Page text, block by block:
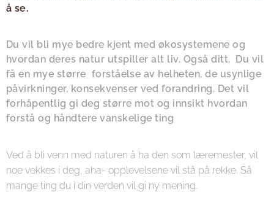
å se.
Du vil bli mye bedre kjent med økosystemene og
hvordan deres natur utspiller alt liv. Også ditt. Du vil
få en mye større forståelse av helheten, de usynlige
påvirkninger, konsekvenser ved forandring. Det vil
forhåpentlig gi deg større mot og innsikt hvordan
forstå og håndtere vanskelige ting
Ved å bli venn med naturen å ha den som læremester, vil
noe vekkes i deg, aha- opplevelsene vil stå på rekke. Så
mange ting du i din verden vil gi ny mening.